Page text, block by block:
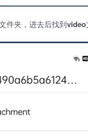
件夹，进去后找到video